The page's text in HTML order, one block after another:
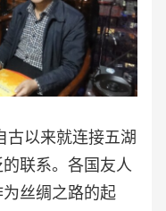
古以来就连接五湖
联系。各国友人
丝绸之路的起